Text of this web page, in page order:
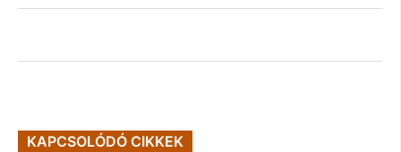
KAPCSOLÓDÓ CIKKEK